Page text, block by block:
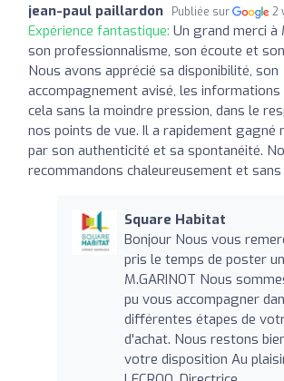
jean-paul paillardon Publiée sur 2
Expérience fantastique: Un grand merci à
son professionnalisme, son écoute et
Nous avons apprécié sa disponibilité, son
accompagnement avisé, les
cela sans la moindre pression, dans le
nos points de vue. Il a rapidement gagné
par son authenticité et sa spontanéité.
recommandons chaleureusement et
Square Habitat
Bonjour Nous vous
pris le temps de poster
M.GARINOT Nous
pu vous accompagner
différentes étapes de
d'achat. Nous restons
votre disposition Au